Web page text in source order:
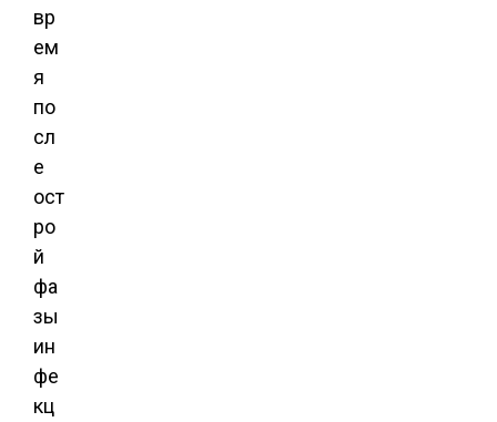
вр
ем
я
по
сл
е
ост
ро
й
фа
зы
ин
фе
кц